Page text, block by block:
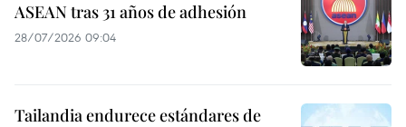
ASEAN tras 31 años de adhesión
28/07/2026 09:04
Tailandia endurece estándares de